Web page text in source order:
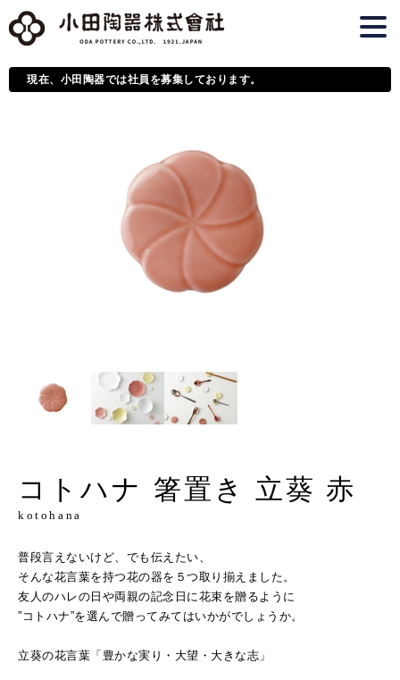
現在、小田陶器では社員を募集しております。
コトハナ 箸置き 立葵 赤
kotohana
普段言えないけど、でも伝えたい、
そんな花言葉を持つ花の器を５つ取り揃えました。
友人のハレの日や両親の記念日に花束を贈るように
”コトハナ”を選んで贈ってみてはいかがでしょうか。
立葵の花言葉「豊かな実り・大望・大きな志」